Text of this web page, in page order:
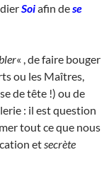
Soiafin dese
« , de faire bouger
ou les Maîtres,
de tête !) ou de
: il est question
tout ce que nous
et secrète